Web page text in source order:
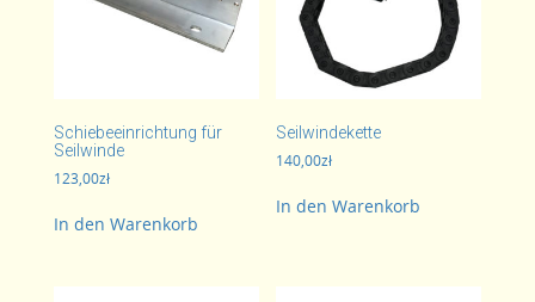
Schiebeeinrichtung für
Seilwinde
123,00zł
In den Warenkorb
Seilwindekette
140,00zł
In den Warenkorb